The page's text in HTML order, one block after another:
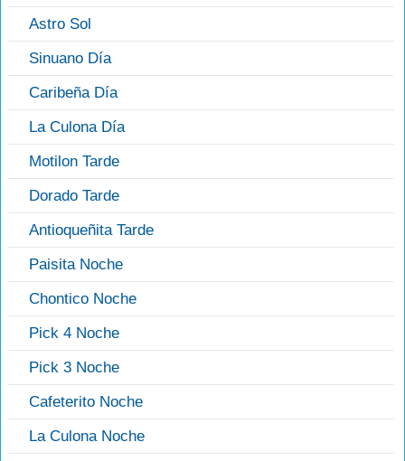
Astro Sol
Sinuano Día
Caribeña Día
La Culona Día
Motilon Tarde
Dorado Tarde
Antioqueñita Tarde
Paisita Noche
Chontico Noche
Pick 4 Noche
Pick 3 Noche
Cafeterito Noche
La Culona Noche